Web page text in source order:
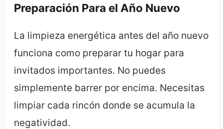
Preparación Para el Año Nuevo
La limpieza energética antes del año nuevo
funciona como preparar tu hogar para
invitados importantes. No puedes
simplemente barrer por encima. Necesitas
limpiar cada rincón donde se acumula la
negatividad.